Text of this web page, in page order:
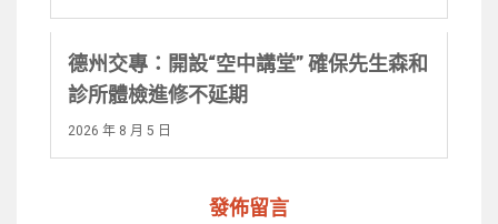
德州交專：開設“空中講堂” 確保先生森和
診所體檢進修不延期
2026 年 8 月 5 日
發佈留言